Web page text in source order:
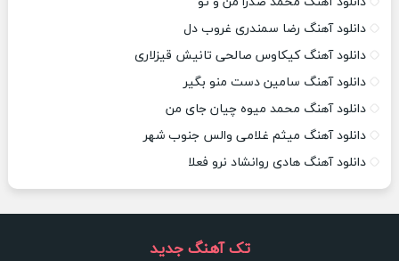
دانلود آهنگ رضا سمندری غروب دل
دانلود آهنگ کیکاوس صالحی تانیش قیزلاری
دانلود آهنگ سامین دست منو بگیر
دانلود آهنگ محمد میوه چیان جای من
دانلود آهنگ میثم غلامی والس جنوب شهر
دانلود آهنگ هادی روانشاد نرو فعلا
تک آهنگ جدید